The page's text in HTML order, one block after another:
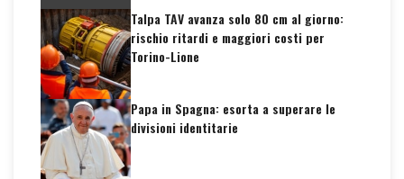
Talpa TAV avanza solo 80 cm al giorno:
rischio ritardi e maggiori costi per
Torino-Lione
Papa in Spagna: esorta a superare le
divisioni identitarie